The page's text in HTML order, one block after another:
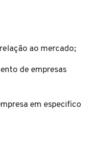
ao mercado;
de empresas
em especifico